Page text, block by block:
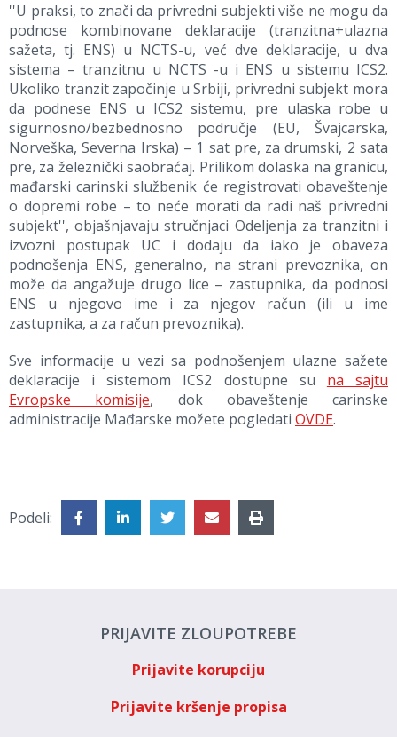
''U praksi, to znači da privredni subjekti više ne mogu da
podnose kombinovane deklaracije (tranzitna+ulazna
sažeta, tj. ENS) u NCTS-u, već dve deklaracije, u dva
sistema – tranzitnu u NCTS -u i ENS u sistemu ICS2.
Ukoliko tranzit započinje u Srbiji, privredni subjekt mora
da podnese ENS u ICS2 sistemu, pre ulaska robe u
sigurnosno/bezbednosno područje (EU, Švajcarska,
Norveška, Severna Irska) – 1 sat pre, za drumski, 2 sata
pre, za železnički saobraćaj. Prilikom dolaska na granicu,
mađarski carinski službenik će registrovati obaveštenje
o dopremi robe – to neće morati da radi naš privredni
subjekt'', objašnjavaju stručnjaci Odeljenja za tranzitni i
izvozni postupak UC i dodaju da iako je obaveza
podnošenja ENS, generalno, na strani prevoznika, on
može da angažuje drugo lice – zastupnika, da podnosi
ENS u njegovo ime i za njegov račun (ili u ime
zastupnika, a za račun prevoznika).
Sve informacije u vezi sa podnošenjem ulazne sažete
deklaracije i sistemom ICS2 dostupne su na sajtu
Evropske komisije, dok obaveštenje carinske
administracije Mađarske možete pogledati OVDE.
Podeli:
PRIJAVITE ZLOUPOTREBE
Prijavite korupciju
Prijavite kršenje propisa